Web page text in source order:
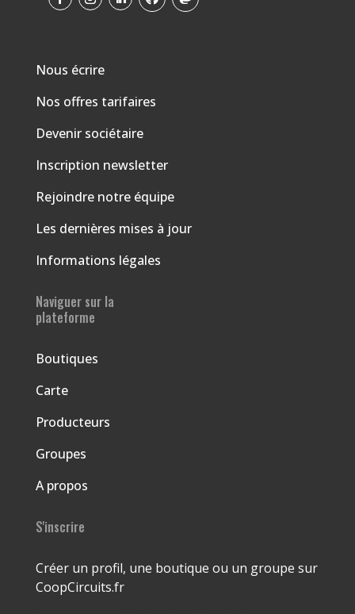
Nous écrire
Nos offres tarifaires
Devenir sociétaire
Inscription newsletter
Rejoindre notre équipe
Les dernières mises à jour
Informations légales
Naviguer sur la
plateforme
Boutiques
Carte
Producteurs
Groupes
A propos
S'inscrire
Créer un profil, une boutique ou un groupe sur
CoopCircuits.fr